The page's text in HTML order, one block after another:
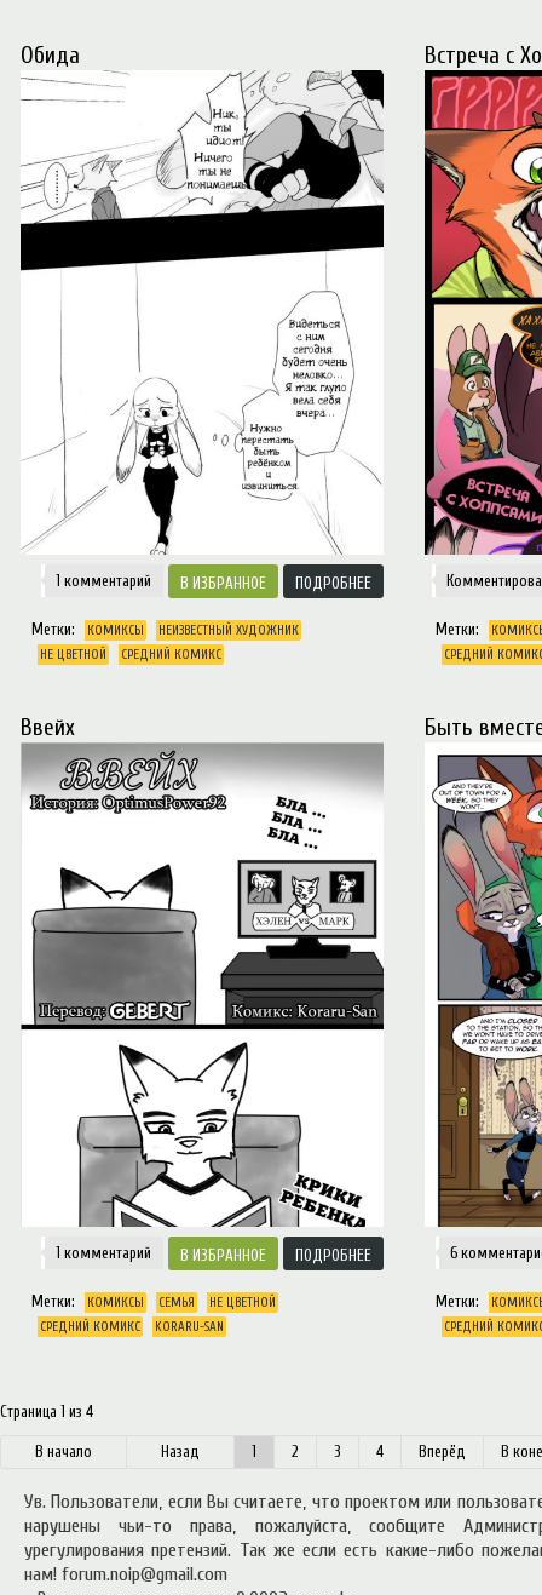
Обида
1 комментарий ИЗБРАННОЕ ПОДРОБНЕЕ
Метки: КОМИКСЫ
НЕИЗВЕСТНЫЙ ХУДОЖНИК
НЕ ЦВЕТНОЙ
СРЕДНИЙ КОМИКС
стреча с
Метки:
СРЕДНИЙ
ейх
1 комментарий ИЗБРАННОЕ ПОДРОБНЕЕ
Метки: КОМИКСЫ СЕМЬЯ
НЕ ЦВЕТНОЙ
СРЕДНИЙ КОМИКС
KORARU-SAN
Быть
6
Метки:
СРЕДНИЙ
Страница 1 из 4
начало Назад 1 2 3 4 перёд
Ув. Пользователи, если Вы считаете, что проектом или
нарушены чьи-то права, пожалуйста, сообщите
урегулирования претензий. Так же если есть какие-либо
нам! forum.noip@gmail.com